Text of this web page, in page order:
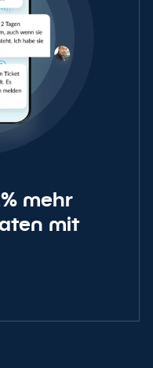
mehr
mit